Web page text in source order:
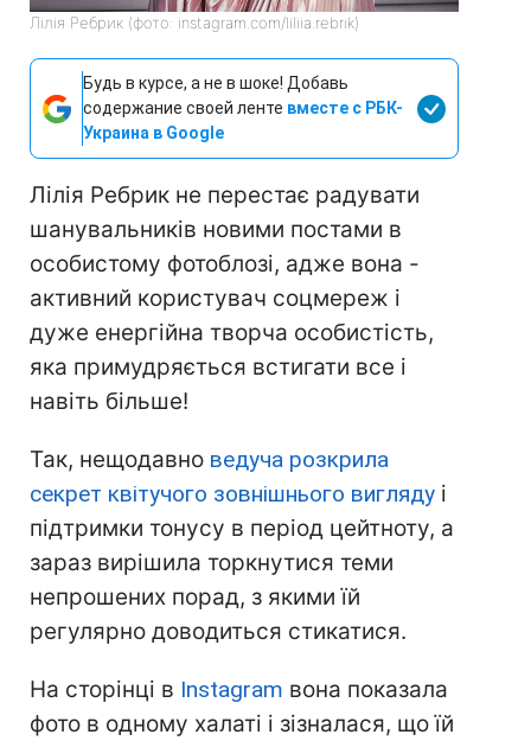
Лілія Ребрик (фото: instagram.com/liliia.rebrik)
Будь в курсе, а не в шоке! Добавь
содержание своей ленте вместе с РБК-
Украина в Google
Лілія Ребрик не перестає радувати
шанувальників новими постами в
особистому фотоблозі, адже вона -
активний користувач соцмереж і
дуже енергійна творча особистість,
яка примудряється встигати все і
навіть більше!
Так, нещодавно ведуча розкрила
секрет квітучого зовнішнього вигляду і
підтримки тонусу в період цейтноту, а
зараз вирішила торкнутися теми
непрошених порад, з якими їй
регулярно доводиться стикатися.
На сторінці в Instagram вона показала
фото в одному халаті і зізналася, що їй